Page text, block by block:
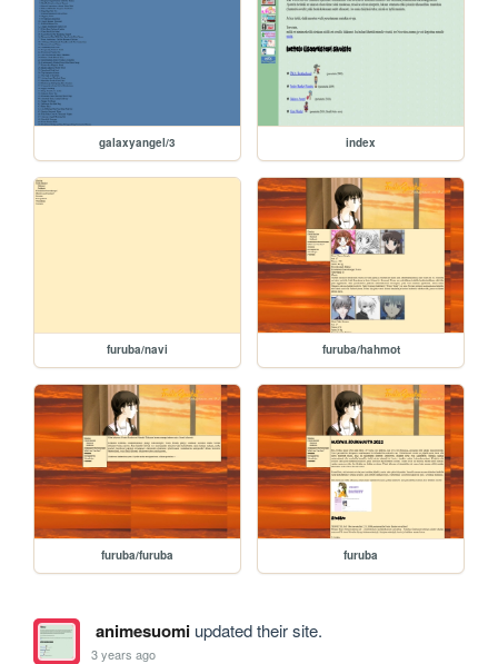
galaxyangel/3 index
furuba/navi furuba/hahmot
furuba/furuba furuba
animesuomiupdated their site.
3 years ago